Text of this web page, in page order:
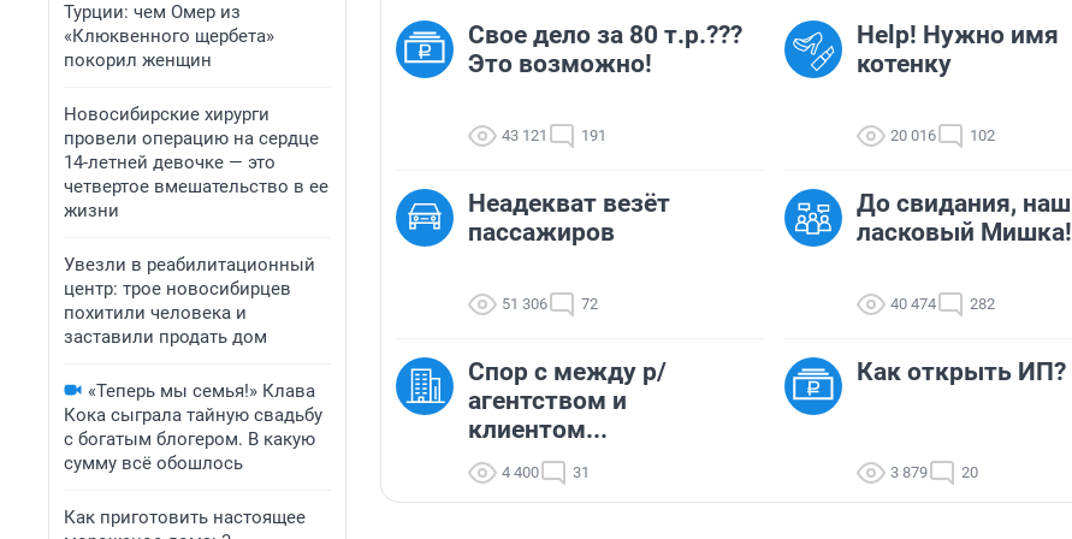
Турции: чем Омер из
«Клюквенного щербета»
покорил женщин
Новосибирские хирурги
провели операцию на сердце
14-летней девочке — это
четвертое вмешательство в ее
жизни
Увезли в реабилитационный
центр: трое новосибирцев
похитили человека и
заставили продать дом
«Теперь мы семья!» Клава
Кока сыграла тайную свадьбу
с богатым блогером. В какую
сумму всё обошлось
Как приготовить настоящее
Свое дело за 80 т.р.???
Это возможно!
43 121 191
Help! Нужно имя
котенку
20 016 102
Неадекват везёт
пассажиров
51 306 72
До свидания, наш
ласковый Мишка!
40 474 282
Спор с между р/
агентством и
клиентом...
4 400 31
Как открыть ИП?
3 879 20